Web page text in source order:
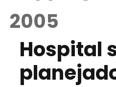
2005
Hospital